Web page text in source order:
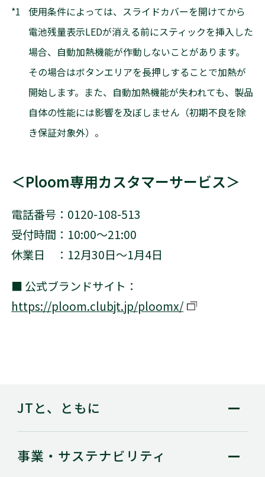
*1
使用条件によっては、スライドカバーを開けてから
電池残量表示LEDが消える前にスティックを挿入した
場合、自動加熱機能が作動しないことがあります。
その場合はボタンエリアを長押しすることで加熱が
開始します。また、自動加熱機能が失われても、製品
自体の性能には影響を及ぼしません（初期不良を除
き保証対象外）。
＜Ploom専用カスタマーサービス＞
電話番号：0120-108-513
受付時間：10:00～21:00
休業日 ：12月30日～1月4日
■ 公式ブランドサイト：
https://ploom.clubjt.jp/ploomx/
別窓で開く
JTと、ともに
事業・ サステナビリティ